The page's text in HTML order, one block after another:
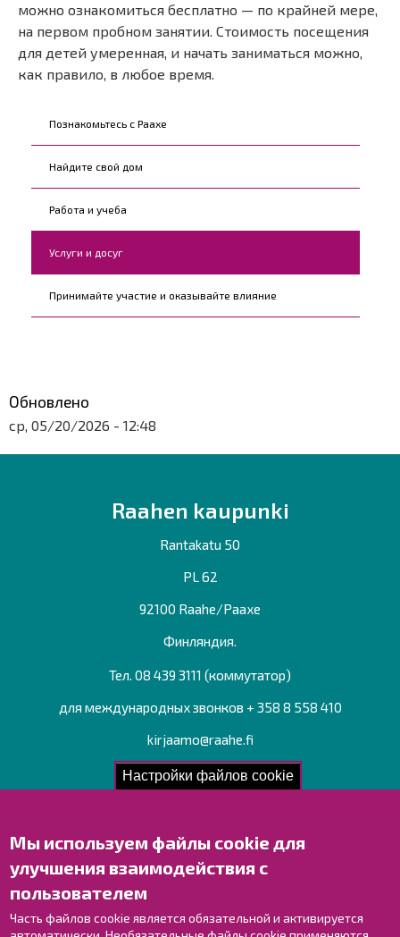
Настройки файлов cookie
Мы используем файлы cookie для
улучшения взаимодействия с
пользователем
Часть файлов cookie является обязательной и активируется
Kohderyhmät
Познакомьтесь с Раахе
Найдите свой дом
Работа и учеба
Услуги и досуг
Принимайте участие и оказывайте влияние
можно ознакомиться бесплатно — по крайней мере,
на первом пробном занятии. Стоимость посещения
для детей умеренная, и начать заниматься можно,
как правило, в любое время.
Обновлено
ср, 05/20/2026 - 12:48
Raahen kaupunki
Rantakatu 50
PL 62
92100 Raahe/Раахе
Финляндия.
Тел. 08 439 3111 (коммутатор)
для международных звонков + 358 8 558 410
kirjaamo@raahe.fi
Рег. номер: 1791817-6
Свяжитесь с нами!
Оставьте отзыв
Контактные данные персонала